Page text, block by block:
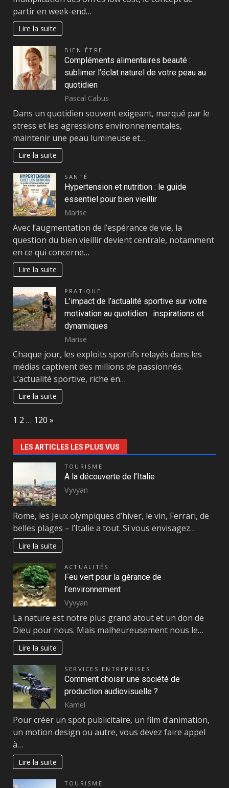
partir en week-end…
Lire la suite
BIEN-ÊTRE
Compléments alimentaires beauté :
sublimer l’éclat naturel de votre peau au
quotidien
Pascal Cabus
Dans un quotidien souvent exigeant, marqué par le
stress et les agressions environnementales,
maintenir une peau lumineuse et…
Lire la suite
SANTÉ
Hypertension et nutrition : le guide
essentiel pour bien vieillir
Marise
Avec l’augmentation de l’espérance de vie, la
question du bien vieillir devient centrale, notamment
en ce qui concerne…
Lire la suite
PRATIQUE
L’impact de l’actualité sportive sur votre
motivation au quotidien : inspirations et
dynamiques
Marise
Chaque jour, les exploits sportifs relayés dans les
médias captivent des millions de passionnés.
L’actualité sportive, riche en…
Lire la suite
Page:
1 2 … 120 Next
»
LES ARTICLES LES PLUS VUS
TOURISME
A la découverte de l’Italie
Vyvyan
Rome, les Jeux olympiques d’hiver, le vin, Ferrari, de
belles plages – l’Italie a tout. Si vous envisagez…
Lire la suite
ACTUALITÉS
Feu vert pour la gérance de
l’environnement
Vyvyan
La nature est notre plus grand atout et un don de
Dieu pour nous. Mais malheureusement nous le…
Lire la suite
SERVICES ENTREPRISES
Comment choisir une société de
production audiovisuelle ?
Kamel
Pour créer un spot publicitaire, un film d’animation,
un motion design ou autre, vous devez faire appel
à…
Lire la suite
TOURISME